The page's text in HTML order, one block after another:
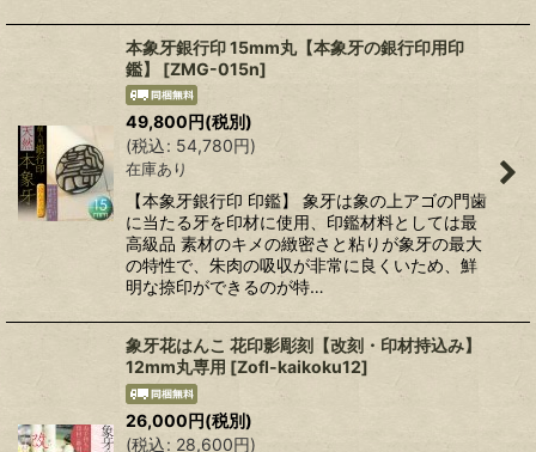
本象牙銀行印 15mm丸【本象牙の銀行印用印
鑑】
[ZMG-015n]
49,800円(税別)
(税込: 54,780円)
在庫あり
【本象牙銀行印 印鑑】 象牙は象の上アゴの門歯
に当たる牙を印材に使用、印鑑材料としては最
高級品 素材のキメの緻密さと粘りが象牙の最大
の特性で、朱肉の吸収が非常に良くいため、鮮
明な捺印ができるのが特…
象牙花はんこ 花印影彫刻【改刻・印材持込み】
12mm丸専用 [Zofl-kaikoku12]
26,000円(税別)
(税込: 28,600円)